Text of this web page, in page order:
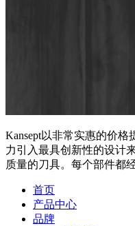
Kansept以非常实惠的价
力引入最具创新性的设计
质量的刀具。每个部件都
首页
产品中心
品牌